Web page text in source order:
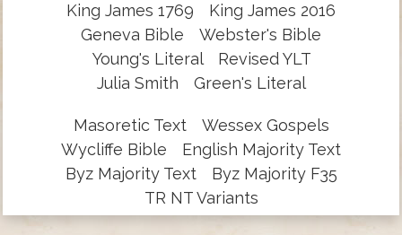
King James 1769
King James 2016
Geneva Bible
Webster's Bible
Young's Literal
Revised YLT
Julia Smith
Green's Literal
Masoretic Text
Wessex Gospels
Wycliffe Bible
English Majority Text
Byz Majority Text
Byz Majority F35
TR NT Variants